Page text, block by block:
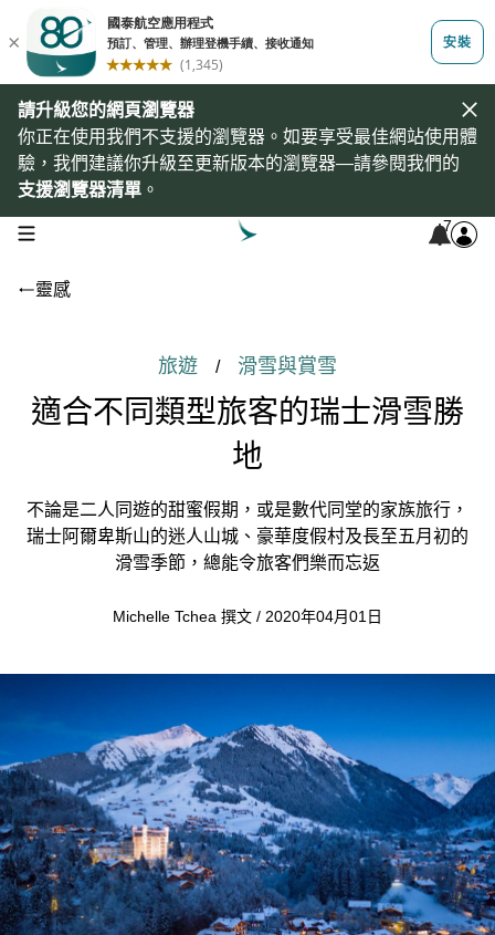
請升級您的網頁瀏覽器
你正在使用我們不支援的瀏覽器。如要享受最佳網站使用體
驗，我們建議你升級至更新版本的瀏覽器—請參閱我們的
支援瀏覽器清單 。
open navigation menu 7
靈感
旅遊 / 滑雪與賞雪
適合不同類型旅客的瑞士滑雪勝
地
不論是二人同遊的甜蜜假期，或是數代同堂的家族旅行，
瑞士阿爾卑斯山的迷人山城、豪華度假村及長至五月初的
滑雪季節，總能令旅客們樂而忘返
Michelle Tchea 撰文 / 2020年04月01日